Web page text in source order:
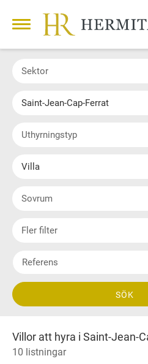
Sektor
Saint-Jean-Cap-Ferrat
Uthyrningstyp
Villa
Sovrum
Fler filter
SÖK
Villor att hyra i Saint-Jean-
10 listningar